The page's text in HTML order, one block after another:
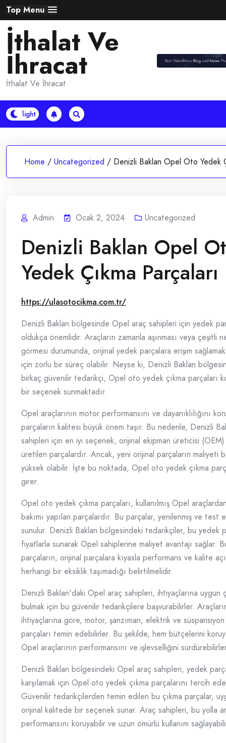
Skip
to
content
Top Menu
İthalat Ve
İhracat
İthalat Ve İhracat
Home / Uncategorized / Denizli Baklan Opel Oto Yedek
Admin Ocak 2, 2024 Uncategorized
Denizli Baklan Opel
Yedek Çıkma Parçaları
https://ulasotocikma.com.tr/
Denizli Baklan bölgesinde Opel araç sahipleri için yedek
oldukça önemlidir. Araçların zamanla aşınması veya çeşitli
görmesi durumunda, orijinal yedek parçalara erişim
için zorlu bir süreç olabilir. Neyse ki, Denizli Baklan
birkaç güvenilir tedarikçi, Opel oto yedek çıkma parçaları
bir seçenek sunmaktadır.
Opel araçlarının motor performansını ve dayanıklılığını
parçaların kalitesi büyük önem taşır. Bu nedenle, Denizli
sahipleri için en iyi seçenek, orijinal ekipman üreticisi
üretilen parçalardır. Ancak, yeni orijinal parçaların maliyeti
yüksek olabilir. İşte bu noktada, Opel oto yedek çıkma
girer.
Opel oto yedek çıkma parçaları, kullanılmış Opel
bakımı yapılan parçalardır. Bu parçalar, yenilenmiş ve test
sunulur. Denizli Baklan bölgesindeki tedarikçiler, bu yedek
fiyatlarla sunarak Opel sahiplerine maliyet avantajı sağlar.
parçaların, orijinal parçalara kıyasla performans ve kalite
herhangi bir eksiklik taşımadığı belirtilmelidir.
Denizli Baklan'daki Opel araç sahipleri, ihtiyaçlarına uygun
bulmak için bu güvenilir tedarikçilere başvurabilirler.
ihtiyaçlarına göre, motor, şanzıman, elektrik ve
parçaları temin edebilirler. Bu şekilde, hem bütçelerini
Opel araçlarının performansını ve işlevselliğini
Denizli Baklan bölgesindeki Opel araç sahipleri, yedek
karşılamak için Opel oto yedek çıkma parçalarını tercih
Güvenilir tedarikçilerden temin edilen bu çıkma parçalar,
orijinal kalitede bir seçenek sunar. Araç sahipleri, bu yolla
performansını koruyabilir ve uzun ömürlü kullanım